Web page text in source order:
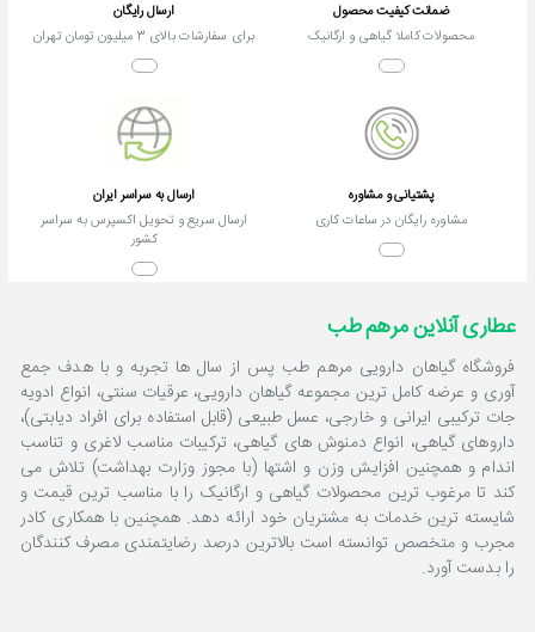
ضمانت کیفیت محصول
محصولات کاملا گیاهی و ارگانیک
ارسال رایگان
برای سفارشات بالای 3 میلیون تومان تهران
پشتیانی و مشاوره
مشاوره رایگان در ساعات کاری
ارسال به سراسر ایران
ارسال سریع و تحویل اکسپرس به سراسر
کشور
عطاری آنلاین مرهم طب
فروشگاه گیاهان دارویی مرهم طب پس از سال ها تجربه و با هدف جمع
آوری و عرضه کامل ترین مجموعه گیاهان دارویی، عرقیات سنتی، انواع ادویه
جات ترکیبی ایرانی و خارجی، عسل طبیعی (قابل استفاده برای افراد دیابتی)،
داروهای گیاهی، انواع دمنوش های گیاهی، ترکیبات مناسب لاغری و تناسب
اندام و همچنین افزایش وزن و اشتها (با مجوز وزارت بهداشت) تلاش می
کند تا مرغوب ترین محصولات گیاهی و ارگانیک را با مناسب ترین قیمت و
شایسته ترین خدمات به مشتریان خود ارائه دهد. همچنین با همکاری کادر
مجرب و متخصص توانسته است بالاترین درصد رضایتمندی مصرف کنندگان
را بدست آورد.